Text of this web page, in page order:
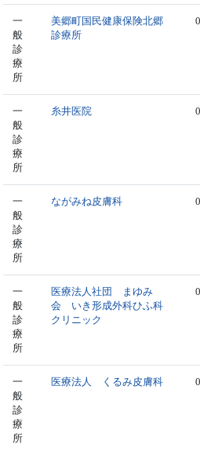
一
般
診
療
所
美郷町国民健康保険北郷
診療所
0
一
般
診
療
所
糸井医院 0
一
般
診
療
所
ながみね皮膚科 0
一
般
診
療
所
医療法人社団 まゆみ
会 いき形成外科ひふ科
クリニック
0
一
般
診
療
所
医療法人 くるみ皮膚科 0